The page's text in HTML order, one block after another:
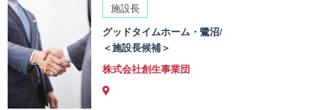
施設長
グッドタイムホーム・鷺沼/
＜施設長候補＞
株式会社創生事業団